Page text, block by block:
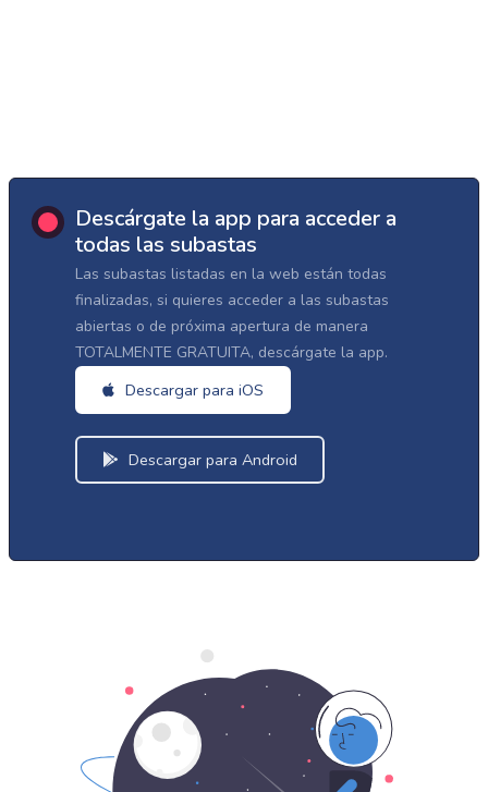
Descárgate la app para acceder a
todas las subastas
Las subastas listadas en la web están todas
finalizadas, si quieres acceder a las subastas
abiertas o de próxima apertura de manera
TOTALMENTE GRATUITA, descárgate la app.
Descargar para iOS
Descargar para Android